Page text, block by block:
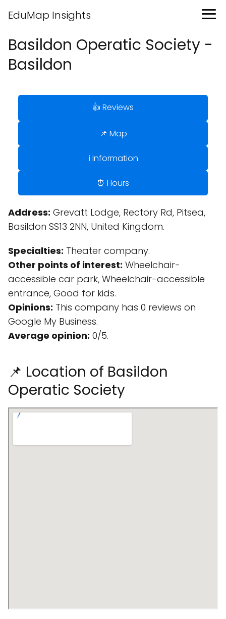
EduMap Insights
Basildon Operatic Society -
Basildon
👍 Reviews
📌 Map
ℹ️ Information
⏰ Hours
Address: Grevatt Lodge, Rectory Rd, Pitsea,
Basildon SS13 2NN, United Kingdom.
Specialties: Theater company.
Other points of interest: Wheelchair-
accessible car park, Wheelchair-accessible
entrance, Good for kids.
Opinions: This company has 0 reviews on
Google My Business.
Average opinion: 0/5.
📌 Location of Basildon
Operatic Society